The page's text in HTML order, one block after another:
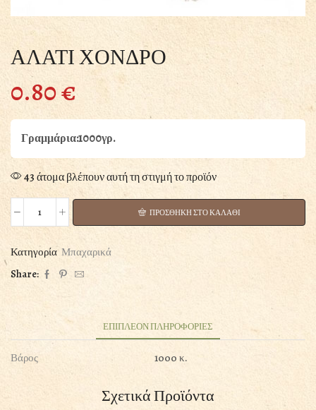
ΑΛΑΤΙ ΧΟΝΔΡΟ
0.80€
Γραμμάρια:1000γρ.
43 άτομα βλέπουν αυτή τη στιγμή το προϊόν
ΑΛΑΤΙ
ποσότητα
ΠΡΟΣΘΗΚΗ ΣΤΟ ΚΑΛΑΘΙ
Κατηγορία Μπαχαρικά
Share:
ΕΠΙΠΛΕΟΝ ΠΛΗΡΟΦΟΡΙΕΣ
Βάρος 1000 κ.
Σχετικά Προϊόντα